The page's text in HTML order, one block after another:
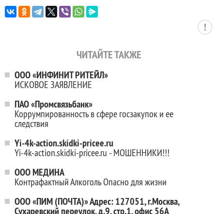
ЧИТАЙТЕ ТАКЖЕ
ООО «ИНФИНИТ РИТЕЙЛ»
ИСКОВОЕ ЗАЯВЛЕНИЕ
ПАО «Промсвязьбанк»
Коррумпированность в сфере госзакупок и ее
следствия
Yi-4k-action.skidki-pricee.ru
Yi-4k-action.skidki-pricee.ru - МОШЕННИКИ!!!
ООО МЕДИНА
Контрафактный Алкоголь Опасно для жизни
ООО «ПИМ (ПОЧТА)» Адрес: 127051, г.Москва,
Сухаревский переулок, д.9, стр.1, офис 56А